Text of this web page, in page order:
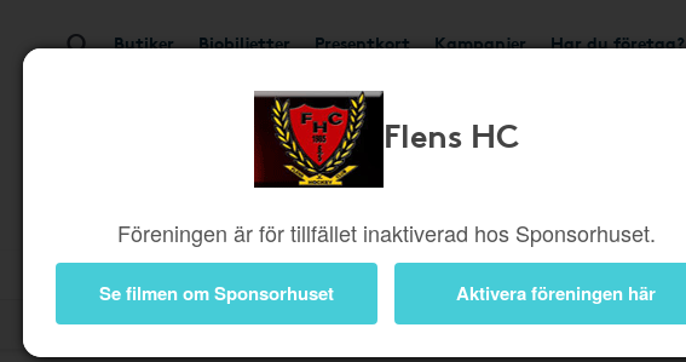
Butiker Biobiljetter Presentkort Kampanjer Har du företag?
Flens HC
Föreningen är för tillfället inaktiverad hos Sponsorhuset.
Se filmen om Sponsorhuset Aktivera föreningen här
Ger 2%
Information